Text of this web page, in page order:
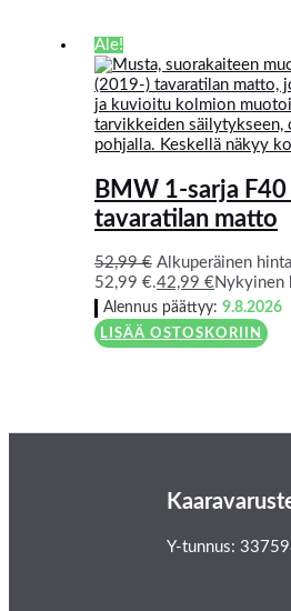
Ale!
BMW 1-sarja
tavaratilan matto
52,99€ Alkuperäinen
52,99 €.42,99€Nykyinen
Alennus päättyy:9.8.2026
LISÄÄ OSTOSKORIIN
Y-tunnus: